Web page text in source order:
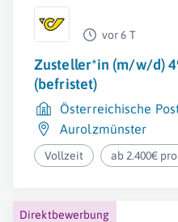
vor 6 T
Zusteller*in (m/w/d)
(befristet)
Österreichische
Aurolzmünster
Vollzeit ab 2.400€
Direktbewerbung